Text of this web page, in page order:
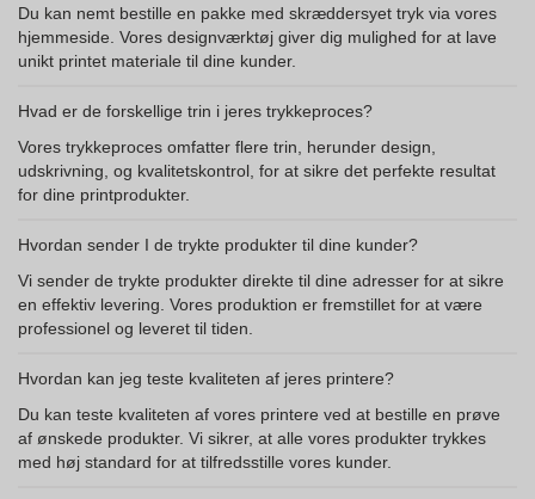
Du kan nemt bestille en pakke med skræddersyet tryk via vores
hjemmeside. Vores designværktøj giver dig mulighed for at lave
unikt printet materiale til dine kunder.
Hvad er de forskellige trin i jeres trykkeproces?
Vores trykkeproces omfatter flere trin, herunder design,
udskrivning, og kvalitetskontrol, for at sikre det perfekte resultat
for dine printprodukter.
Hvordan sender I de trykte produkter til dine kunder?
Vi sender de trykte produkter direkte til dine adresser for at sikre
en effektiv levering. Vores produktion er fremstillet for at være
professionel og leveret til tiden.
Hvordan kan jeg teste kvaliteten af jeres printere?
Du kan teste kvaliteten af vores printere ved at bestille en prøve
af ønskede produkter. Vi sikrer, at alle vores produkter trykkes
med høj standard for at tilfredsstille vores kunder.